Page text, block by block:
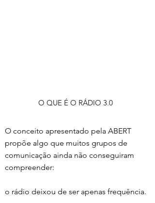
O QUE É O RÁDIO 3.0
O conceito apresentado pela ABERT
propõe algo que muitos grupos de
comunicação ainda não conseguiram
compreender:
o rádio deixou de ser apenas frequência.